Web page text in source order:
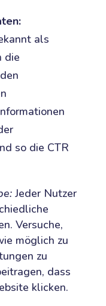
als
die
so die CTR
Jeder Nutzer
Versuche,
möglich zu
zu
dass
klicken.